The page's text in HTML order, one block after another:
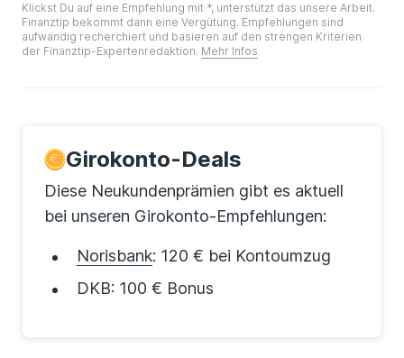
Klickst Du auf eine Empfehlung mit *, unterstützt das unsere Arbeit.
Finanztip bekommt dann eine Vergütung. Empfehlungen sind
aufwändig recherchiert und basieren auf den strengen Kriterien
der Finanztip-Expertenredaktion. Mehr Infos
Girokonto-Deals
Diese Neukundenprämien gibt es aktuell
bei unseren Girokonto-Empfehlungen:
Norisbank: 120 € bei Kontoumzug
DKB: 100 € Bonus